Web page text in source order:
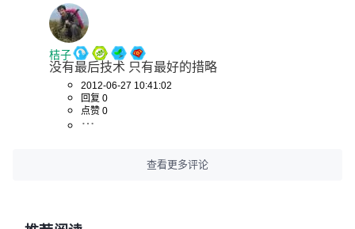
桔子
没有最后技术 只有最好的措略
2012-06-27 10:41:02
回复 0
点赞 0
查看更多评论